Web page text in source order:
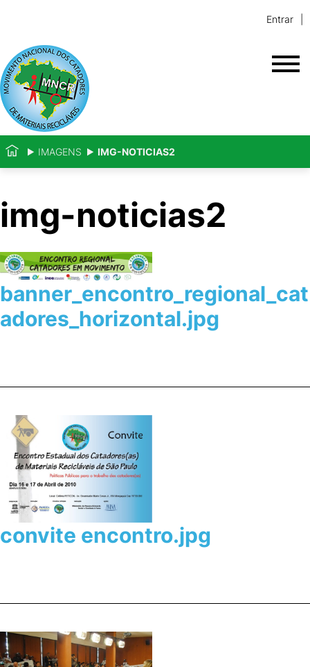
Entrar
IMAGENS IMG-NOTICIAS2
img-noticias2
banner_encontro_regional_cat
adores_horizontal.jpg
convite encontro.jpg